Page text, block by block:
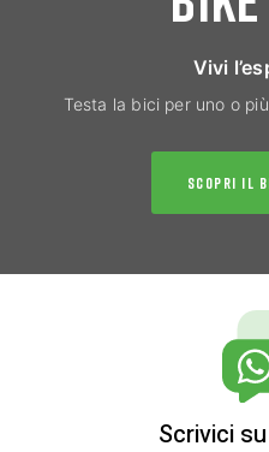
Vivi
Testa la bici per uno o
SCOPRI IL
Scrivici